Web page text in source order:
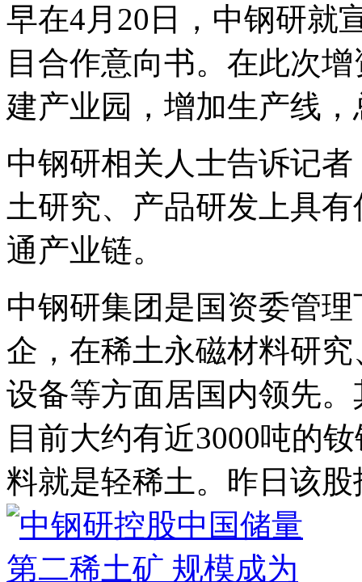
早在4月20日，中钢研就
目合作意向书。在此次
建产业园，增加生产线
中钢研相关人士告诉记
土研究、产品研发上具
通产业链。
中钢研集团是国资委管
企，在稀土永磁材料研
设备等方面居国内领先
目前大约有近3000吨的
料就是轻稀土。昨日该股